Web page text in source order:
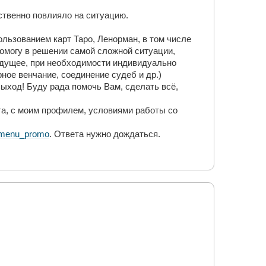
повлияло на ситуацию.
карт Таро, Ленорман, в том числе
в решении самой сложной ситуации,
при необходимости индивидуально
венчание, соединение судеб и др.)
Буду рада помочь Вам, сделать всё,
с моим профилем, условиями работы со
. Ответа нужно дождаться.